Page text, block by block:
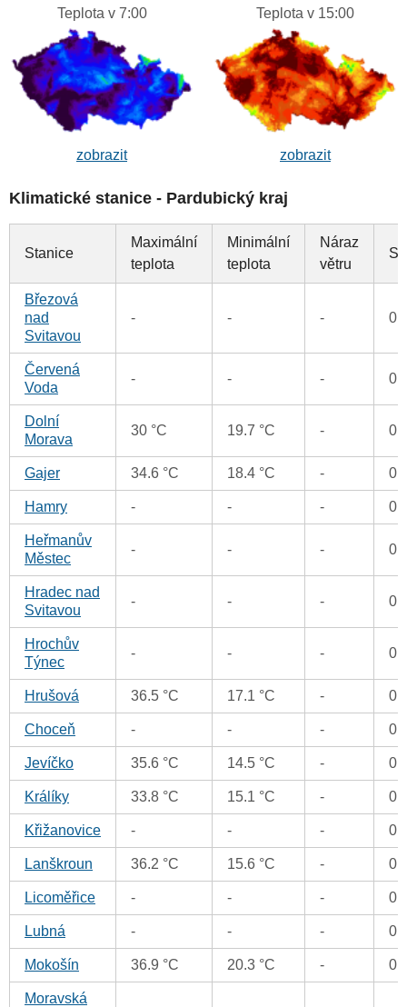
Teplota v 7:00
zobrazit
Teplota v 15:00
zobrazit
Klimatické stanice - Pardubický kraj
Stanice
Maximální
teplota
Minimální
teplota
Náraz
větru
Březová
nad
Svitavou
- - - 0
Červená
Voda
- - - 0
Dolní
Morava
30 °C 19.7 °C - 0
Gajer 34.6 °C 18.4 °C - 0
Hamry - - - 0
Heřmanův
Městec
- - - 0
Hradec nad
Svitavou
- - - 0
Hrochův
Týnec
- - - 0
Hrušová 36.5 °C 17.1 °C - 0
Choceň - - - 0
Jevíčko 35.6 °C 14.5 °C - 0
Králíky 33.8 °C 15.1 °C - 0
Křižanovice - - - 0
Lanškroun 36.2 °C 15.6 °C - 0
Licoměřice - - - 0
Lubná - - - 0
Mokošín 36.9 °C 20.3 °C - 0
Moravská